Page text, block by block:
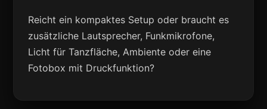
Reicht ein kompaktes Setup oder braucht es
zusätzliche Lautsprecher, Funkmikrofone,
Licht für Tanzfläche, Ambiente oder eine
Fotobox mit Druckfunktion?